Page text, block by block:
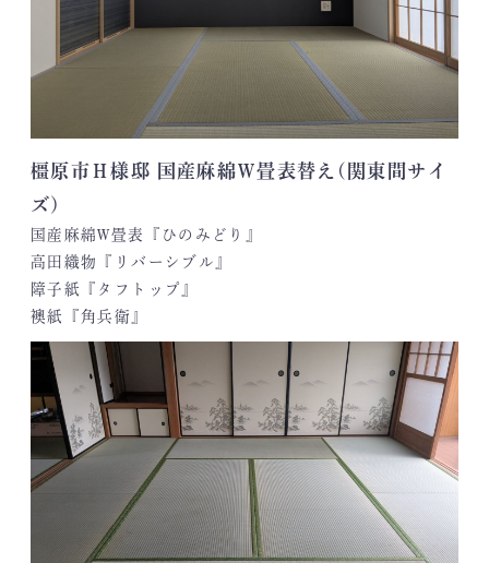
橿原市Ｈ様邸 国産麻綿Ｗ畳表替え(関東間サイ
ズ)
国産麻綿W畳表『ひのみどり』
高田織物『リバーシブル』
障子紙『タフトップ』
襖紙『角兵衛』